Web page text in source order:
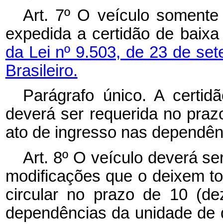
Art. 7º O veículo
expedida a certidão de
da Lei nº 9.503, de 23 de
Brasileiro.
Parágrafo único. A
deverá ser requerida no
ato de ingresso nas
Art. 8º O veículo deverá
modificações que o deixem
circular no prazo de 10
dependências da unidade